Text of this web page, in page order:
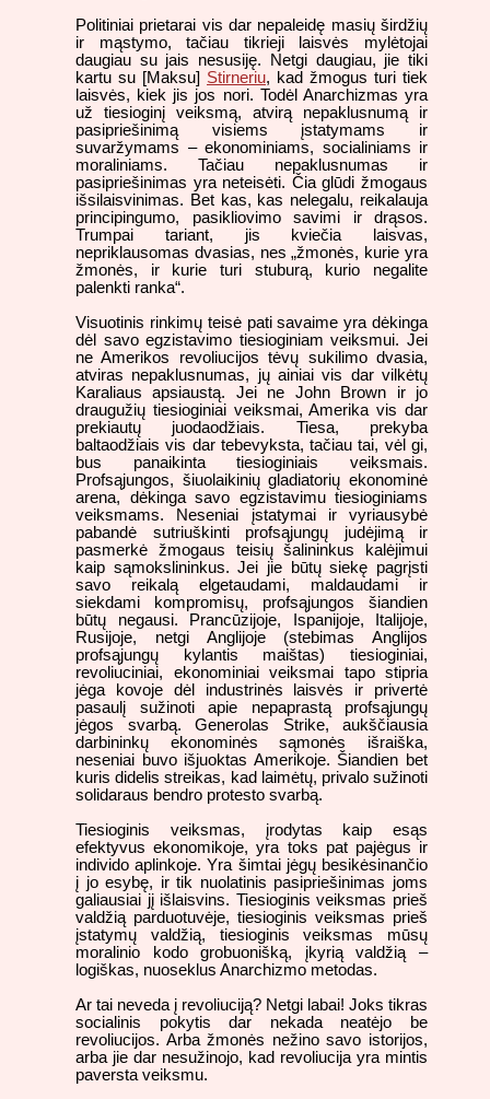
Politiniai prietarai vis dar nepaleidę masių širdžių
ir mąstymo, tačiau tikrieji laisvės mylėtojai
daugiau su jais nesusiję. Netgi daugiau, jie tiki
kartu su [Maksu] Stirneriu, kad žmogus turi tiek
laisvės, kiek jis jos nori. Todėl Anarchizmas yra
už tiesioginį veiksmą, atvirą nepaklusnumą ir
pasipriešinimą visiems įstatymams ir
suvaržymams – ekonominiams, socialiniams ir
moraliniams. Tačiau nepaklusnumas ir
pasipriešinimas yra neteisėti. Čia glūdi žmogaus
išsilaisvinimas. Bet kas, kas nelegalu, reikalauja
principingumo, pasikliovimo savimi ir drąsos.
Trumpai tariant, jis kviečia laisvas,
nepriklausomas dvasias, nes „žmonės, kurie yra
žmonės, ir kurie turi stuburą, kurio negalite
palenkti ranka“.
Visuotinis rinkimų teisė pati savaime yra dėkinga
dėl savo egzistavimo tiesioginiam veiksmui. Jei
ne Amerikos revoliucijos tėvų sukilimo dvasia,
atviras nepaklusnumas, jų ainiai vis dar vilkėtų
Karaliaus apsiaustą. Jei ne John Brown ir jo
draugužių tiesioginiai veiksmai, Amerika vis dar
prekiautų juodaodžiais. Tiesa, prekyba
baltaodžiais vis dar tebevyksta, tačiau tai, vėl gi,
bus panaikinta tiesioginiais veiksmais.
Profsąjungos, šiuolaikinių gladiatorių ekonominė
arena, dėkinga savo egzistavimu tiesioginiams
veiksmams. Neseniai įstatymai ir vyriausybė
pabandė sutriuškinti profsąjungų judėjimą ir
pasmerkė žmogaus teisių šalininkus kalėjimui
kaip sąmokslininkus. Jei jie būtų siekę pagrįsti
savo reikalą elgetaudami, maldaudami ir
siekdami kompromisų, profsąjungos šiandien
būtų negausi. Prancūzijoje, Ispanijoje, Italijoje,
Rusijoje, netgi Anglijoje (stebimas Anglijos
profsąjungų kylantis maištas) tiesioginiai,
revoliuciniai, ekonominiai veiksmai tapo stipria
jėga kovoje dėl industrinės laisvės ir privertė
pasaulį sužinoti apie nepaprastą profsąjungų
jėgos svarbą. Generolas Strike, aukščiausia
darbininkų ekonominės sąmonės išraiška,
neseniai buvo išjuoktas Amerikoje. Šiandien bet
kuris didelis streikas, kad laimėtų, privalo sužinoti
solidaraus bendro protesto svarbą.
Tiesioginis veiksmas, įrodytas kaip esąs
efektyvus ekonomikoje, yra toks pat pajėgus ir
individo aplinkoje. Yra šimtai jėgų besikėsinančio
į jo esybę, ir tik nuolatinis pasipriešinimas joms
galiausiai jį išlaisvins. Tiesioginis veiksmas prieš
valdžią parduotuvėje, tiesioginis veiksmas prieš
įstatymų valdžią, tiesioginis veiksmas mūsų
moralinio kodo grobuonišką, įkyrią valdžią –
logiškas, nuoseklus Anarchizmo metodas.
Ar tai neveda į revoliuciją? Netgi labai! Joks tikras
socialinis pokytis dar nekada neatėjo be
revoliucijos. Arba žmonės nežino savo istorijos,
arba jie dar nesužinojo, kad revoliucija yra mintis
paversta veiksmu.